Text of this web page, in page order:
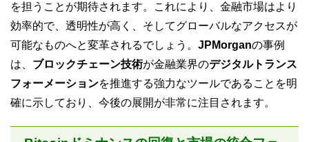
を担うことが期待されます。これにより、金融市場はより
効率的で、透明性が高く、そしてグローバルなアクセスが
可能なものへと変革されるでしょう。 JPMorganの事例
は、 ブロックチェーン技術が金融業界のデジタルトランス
フォーメーションを推進する強力なツールであることを明
確に示しており、今後の展開が非常に注目されます。